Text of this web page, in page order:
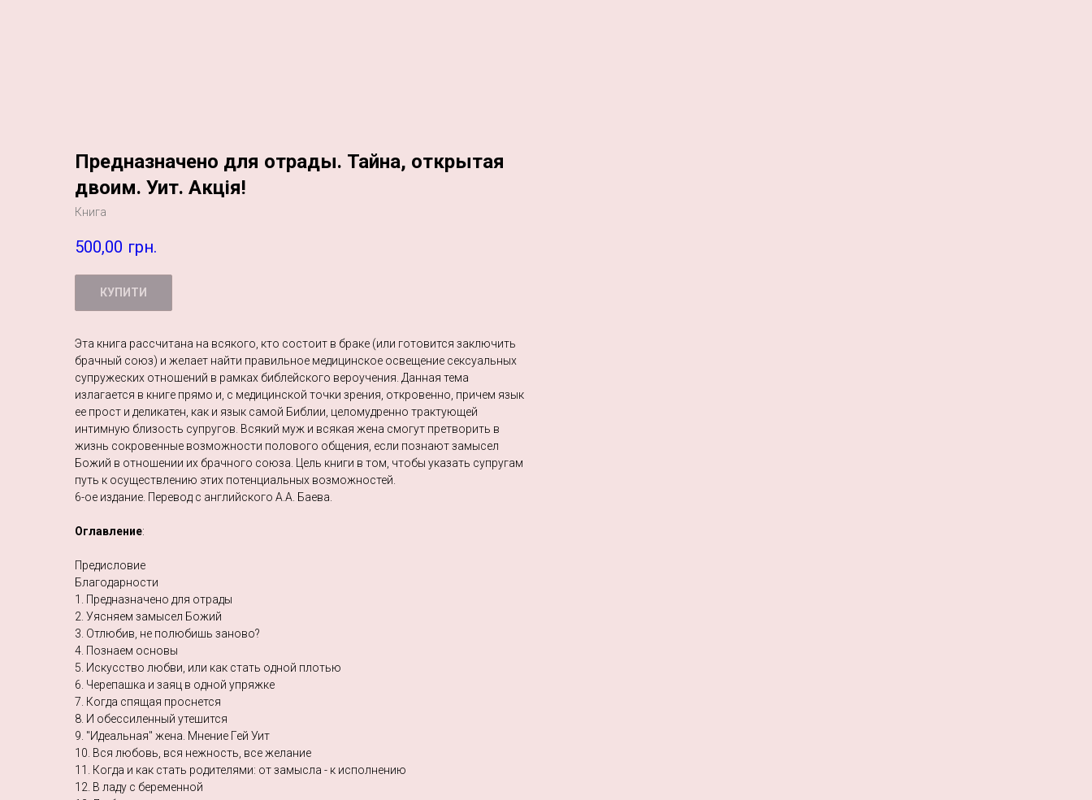
Предназначено для отрады. Тайна, открытая
двоим. Уит. Акція!
Книга
500,00 грн.
КУПИТИ
Эта книга рассчитана на всякого, кто состоит в браке (или готовится заключить
брачный союз) и желает найти правильное медицинское освещение сексуальных
супружеских отношений в рамках библейского вероучения. Данная тема
излагается в книге прямо и, с медицинской точки зрения, откровенно, причем язык
ее прост и деликатен, как и язык самой Библии, целомудренно трактующей
интимную близость супругов. Всякий муж и всякая жена смогут претворить в
жизнь сокровенные возможности полового общения, если познают замысел
Божий в отношении их брачного союза. Цель книги в том, чтобы указать супругам
путь к осуществлению этих потенциальных возможностей.
6-ое издание. Перевод с английского А.А. Баева.
Оглавление:
Предисловие
Благодарности
1. Предназначено для отрады
2. Уясняем замысел Божий
3. Отлюбив, не полюбишь заново?
4. Познаем основы
5. Искусство любви, или как стать одной плотью
6. Черепашка и заяц в одной упряжке
7. Когда спящая проснется
8. И обессиленный утешится
9. "Идеальная" жена. Мнение Гей Уит
10. Вся любовь, вся нежность, все желание
11. Когда и как стать родителями: от замысла - к исполнению
12. В ладу с беременной